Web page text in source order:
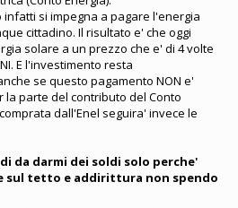
infatti si impegna a pagare l'energia
cittadino. Il risultato e' che oggi
solare a un prezzo che e' di 4 volte
E l'investimento resta
se questo pagamento NON e'
parte del contributo del Conto
dall'Enel seguira' invece le
da darmi dei soldi solo perche'
sul tetto e addirittura non spendo